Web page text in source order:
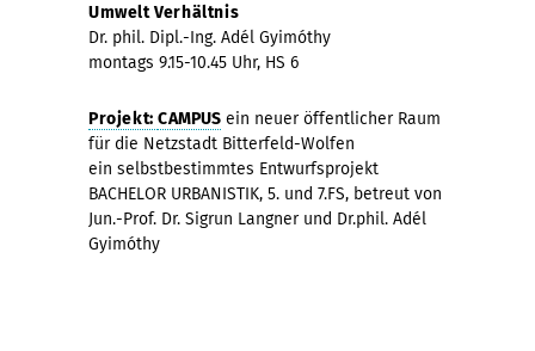
Umwelt Verhältnis
Dr. phil. Dipl.-Ing. Adél Gyimóthy
montags 9.15-10.45 Uhr, HS 6
Projekt:CAMPUS ein neuer öffentlicher Raum
für die Netzstadt Bitterfeld-Wolfen
ein selbstbestimmtes Entwurfsprojekt
BACHELOR URBANISTIK, 5. und 7.FS, betreut von
Jun.-Prof. Dr. Sigrun Langner und Dr.phil. Adél
Gyimóthy